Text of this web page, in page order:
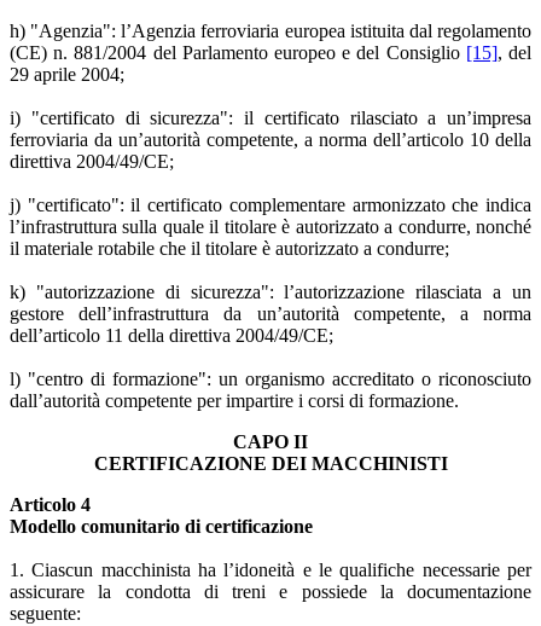
h) "Agenzia": l’Agenzia ferroviaria europea istituita dal regolamento
(CE) n. 881/2004 del Parlamento europeo e del Consiglio [15], del
29 aprile 2004;
i) "certificato di sicurezza": il certificato rilasciato a un’impresa
ferroviaria da un’autorità competente, a norma dell’articolo 10 della
direttiva 2004/49/CE;
j) "certificato": il certificato complementare armonizzato che indica
l’infrastruttura sulla quale il titolare è autorizzato a condurre, nonché
il materiale rotabile che il titolare è autorizzato a condurre;
k) "autorizzazione di sicurezza": l’autorizzazione rilasciata a un
gestore dell’infrastruttura da un’autorità competente, a norma
dell’articolo 11 della direttiva 2004/49/CE;
l) "centro di formazione": un organismo accreditato o riconosciuto
dall’autorità competente per impartire i corsi di formazione.
CAPO II
CERTIFICAZIONE DEI MACCHINISTI
Articolo 4
Modello comunitario di certificazione
1. Ciascun macchinista ha l’idoneità e le qualifiche necessarie per
assicurare la condotta di treni e possiede la documentazione
seguente: